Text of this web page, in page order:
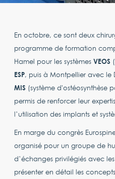
En octobre, ce sont deux
programme de formation
Hamel pour les systèmes VEOS
ESP, puis à Montpellier avec le
MIS (système d'ostéosynthèse
permis de renforcer leur
l’utilisation des implants et
En marge du congrès
organisé pour un groupe de
d’échanges privilégiés avec
présenter en détail les